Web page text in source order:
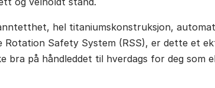
hel titaniumskonstruksjon,
Rotation Safety System (RSS), er dette et
bra på håndleddet til hverdags for deg som